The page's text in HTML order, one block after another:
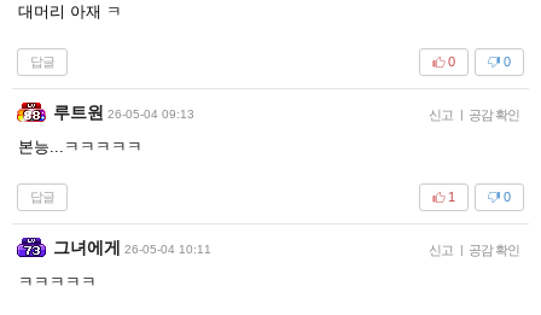
대머리 아재 ㅋ
답글 0
0
루트원 26-05-04 09:13 신고 | 공감 확인
본능...ㅋㅋㅋㅋㅋ
답글 0
1
그녀에게 26-05-04 10:11 신고 | 공감 확인
ㅋㅋㅋㅋㅋ